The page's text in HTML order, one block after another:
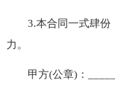
3.本合同一式肆份
力。
甲方(公章)：